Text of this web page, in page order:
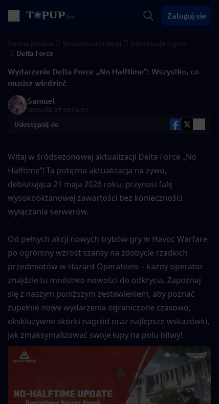
Zaloguj sie
Delta Force
Wydarzenie Delta Force „No Halftime”: Wszystko, co
musisz wiedzieć
Samuel
2026-05-27 10:16:31
Udostępnij do
Witaj w śródsezonowej aktualizacji Delta Force „No
Halftime”! Ta potężna aktualizacja na żywo,
debiutująca 21 maja 2026 roku, przynosi falę
wysokooktanowej zawartości bez konieczności
wyłączania serwerów.
Od pełnych akcji nowych trybów gry w Havoc Warfare
po ogromny wzrost szansy na zdobycie rzadkich
przedmiotów w Hazard Operations – każdy operator
znajdzie tu mnóstwo nowości do odkrycia. Zapoznaj
się z naszym poniższym zestawieniem, aby poznać
zupełnie nowe wydarzenia ograniczone czasowo,
ekskluzywne skórki nagród oraz najlepsze wskazówki,
jak zmaksymalizować swoje łupy na polu bitwy!